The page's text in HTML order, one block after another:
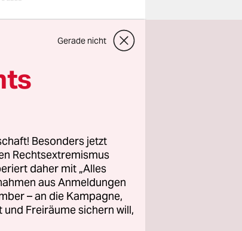
in
der
Gerade nicht
Besonders jetzt
Rechtsextremismus
daher mit „Alles
aus Anmeldungen
– an die Kampagne,
Freiräume sichern will,